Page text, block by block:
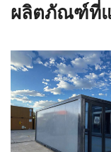
ผลิตภัณฑ์ที่